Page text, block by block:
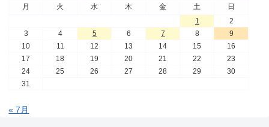
月 火 水 木 金 土
日
1
2
3
4 5 6 7 8
9
10
11 12 13 14 15
16
17
18 19 20 21 22
23
24
25 26 27 28 29
30
31
« 7月